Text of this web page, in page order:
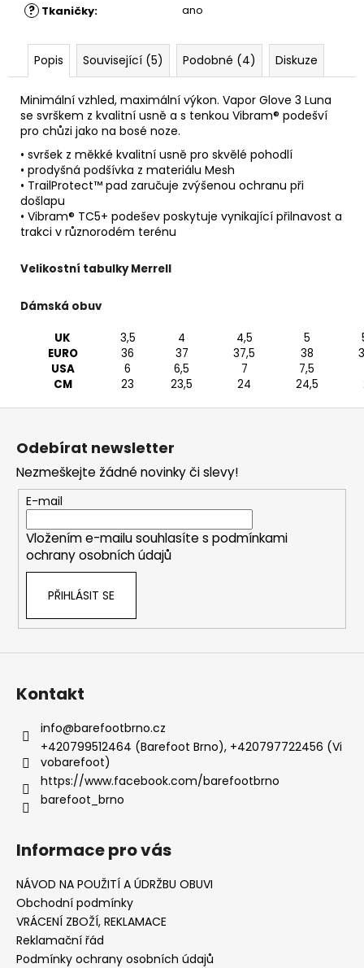
? Tkaničky: ano
Popis Související (5) Podobné (4) Diskuze
Minimální vzhled, maximální výkon. Vapor Glove 3 Luna
se svrškem z kvalitní usně a s tenkou Vibram® podešví
pro chůzi jako na bosé noze.
• svršek z měkké kvalitní usně pro skvělé pohodlí
• prodyšná podšívka z materiálu Mesh
• TrailProtect™ pad zaručuje zvýšenou ochranu při
došlapu
• Vibram® TC5+ podešev poskytuje vynikající přilnavost a
trakci v různorodém terénu
Velikostní tabulky Merrell
Dámská obuv
UK 3,5 4 4,5 5
EURO
36 37 37,5 38
USA
6 6,5 7
7,5
CM
23 23,5 24 24,5
Odebírat newsletter
Nezmeškejte žádné novinky či slevy!
E-mail
Vložením e-mailu souhlasíte s podmínkami
ochrany osobních údajů
PŘIHLÁSIT SE
Kontakt
info@barefootbrno.cz
+420799512464 (Barefoot Brno), +420797722456 (Vi
vobarefoot)
https://www.facebook.com/barefootbrno
barefoot_brno
Informace pro vás
NÁVOD NA POUŽITÍ A ÚDRŽBU OBUVI
Obchodní podmínky
VRÁCENÍ ZBOŽÍ, REKLAMACE
Reklamační řád
Podmínky ochrany osobních údajů